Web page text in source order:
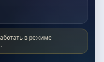
в режиме